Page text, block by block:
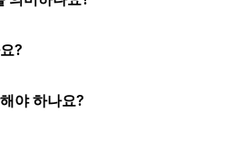
?
야 하나요?